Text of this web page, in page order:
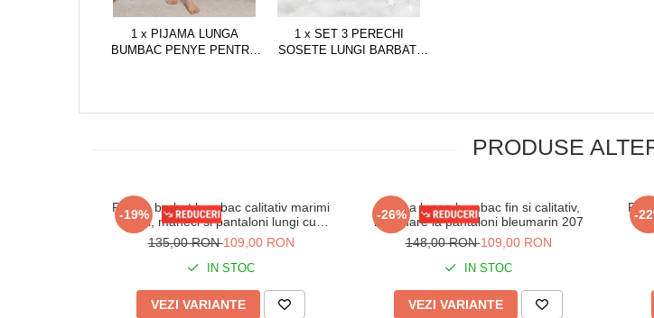
1 x PIJAMA LUNGA
BUMBAC PENYE PENTRU
1 x SET 3 PERECHI
SOSETE LUNGI BARBAT,
PRODUSE
-19%
Pijama barbat bumbac calitativ marimi
mari, maneci si pantaloni lungi cu
buzunare bleumarin 201/205
135,00 RON109,00 RON
IN STOC
VEZI VARIANTE
-26%
Pijama lunga bumbac fin si calitativ,
buzunare la pantaloni bleumarin 207
148,00 RON109,00 RON
IN STOC
VEZI VARIANTE
-